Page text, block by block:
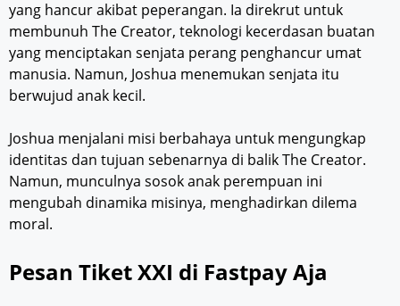
yang hancur akibat peperangan. Ia direkrut untuk
membunuh The Creator, teknologi kecerdasan buatan
yang menciptakan senjata perang penghancur umat
manusia. Namun, Joshua menemukan senjata itu
berwujud anak kecil.
Joshua menjalani misi berbahaya untuk mengungkap
identitas dan tujuan sebenarnya di balik The Creator.
Namun, munculnya sosok anak perempuan ini
mengubah dinamika misinya, menghadirkan dilema
moral.
Pesan Tiket XXI di Fastpay Aja